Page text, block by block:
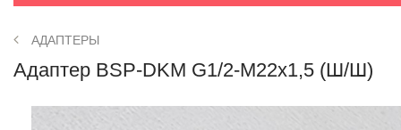
АДАПТЕРЫ
Адаптер BSP-DKМ G1/2-М22х1,5 (Ш/Ш)